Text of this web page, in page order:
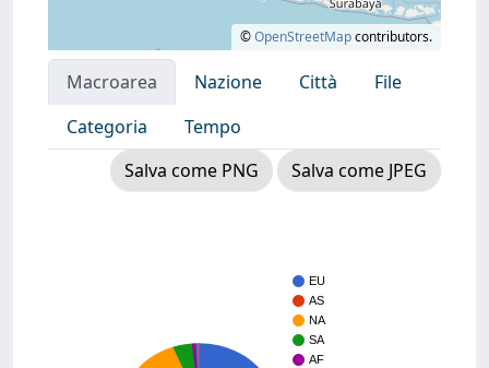
©OpenStreetMapcontributors.
Macroarea Nazione Città
File
Categoria
Tempo
Salva come PNG
Salva come JPEG
EU
AS
NA
SA
AF